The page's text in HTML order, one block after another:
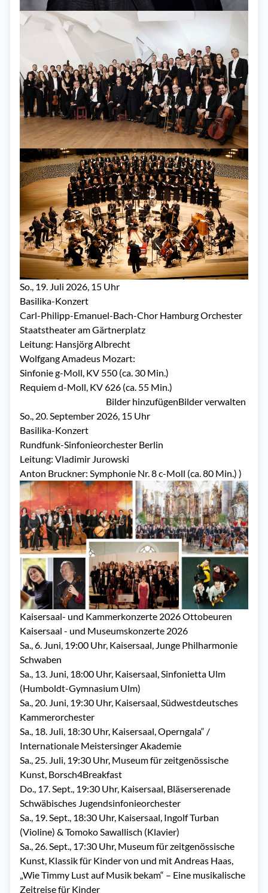
So., 19. Juli 2026, 15 Uhr
Basilika-Konzert
Carl-Philipp-Emanuel-Bach-Chor Hamburg Orchester
Staatstheater am Gärtnerplatz
Leitung: Hansjörg Albrecht
Wolfgang Amadeus Mozart:
Sinfonie g-Moll, KV 550 (ca. 30 Min.)
Requiem d-Moll, KV 626 (ca. 55 Min.)
Bilder verwalten
Bilder hinzufügen
So., 20. September 2026, 15 Uhr
Basilika-Konzert
Rundfunk-Sinfonieorchester Berlin
Leitung: Vladimir Jurowski
Anton Bruckner: Symphonie Nr. 8 c-Moll (ca. 80 Min.) )
Kaisersaal- und Kammerkonzerte 2026 Ottobeuren
Kaisersaal - und Museumskonzerte 2026
Sa., 6. Juni, 19:00 Uhr, Kaisersaal, Junge Philharmonie
Schwaben
Sa., 13. Juni, 18:00 Uhr, Kaisersaal, Sinfonietta Ulm
(Humboldt-Gymnasium Ulm)
Sa., 20. Juni, 19:30 Uhr, Kaisersaal, Südwestdeutsches
Kammerorchester
Sa., 18. Juli, 18:30 Uhr, Kaisersaal, Operngala“ /
Internationale Meistersinger Akademie
Sa., 25. Juli, 19:30 Uhr, Museum für zeitgenössische
Kunst, Borsch4Breakfast
Do., 17. Sept., 19:30 Uhr, Kaisersaal, Bläserserenade
Schwäbisches Jugendsinfonieorchester
Sa., 19. Sept., 18:30 Uhr, Kaisersaal, Ingolf Turban
(Violine) & Tomoko Sawallisch (Klavier)
Sa., 26. Sept., 17:30 Uhr, Museum für zeitgenössische
Kunst, Klassik für Kinder von und mit Andreas Haas,
„Wie Timmy Lust auf Musik bekam“ – Eine musikalische
Zeitreise für Kinder